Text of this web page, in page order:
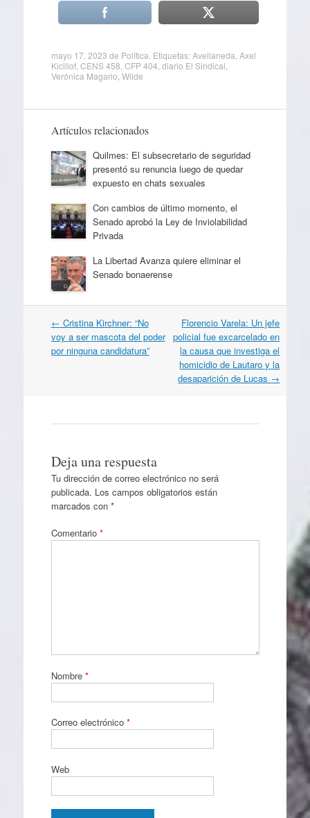
mayo 17, 2023 de Política . Etiquetas:Avellaneda Axel
Kicillof, CENS 458 CFP 404 diario El Sindical
Verónica Magario Wilde
Artículos relacionados
Quilmes: El subsecretario de seguridad
presentó su renuncia luego de quedar
expuesto en chats sexuales
Con cambios de último momento, el
Senado aprobó la Ley de Inviolabilidad
Privada
La Libertad Avanza quiere eliminar el
Senado bonaerense
Navegación
por
artículos
← Cristina Kirchner: “No
voy a ser mascota del poder
por ninguna candidatura”
Florencio Varela: Un jefe
policial fue excarcelado en
la causa que investiga el
homicidio de Lautaro y la
desaparición de Lucas →
Deja una respuesta
Tu dirección de correo electrónico no será
publicada. Los campos obligatorios están
marcados con *
Comentario *
Nombre *
Correo electrónico *
Web